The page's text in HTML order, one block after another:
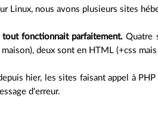
Linux, nous avons plusieurs sites
tout fonctionnait parfaitement.Quatre
maison), deux sont en HTML (+css
hier, les sites faisant appel à
d'erreur.